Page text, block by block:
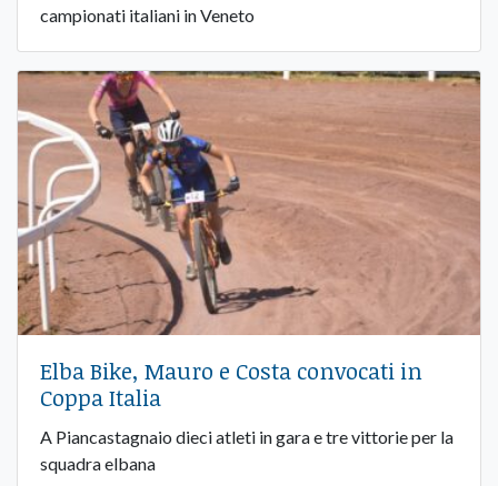
campionati italiani in Veneto
Elba Bike, Mauro e Costa convocati in
Coppa Italia
A Piancastagnaio dieci atleti in gara e tre vittorie per la
squadra elbana